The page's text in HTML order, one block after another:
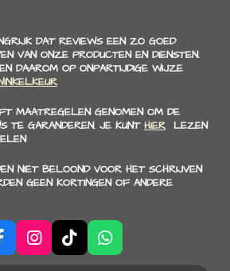
DAT REVIEWS EEN ZO GOED
VAN ONZE PRODUCTEN EN DIENSTEN.
DAAROM OP ONPARTIJDIGE WIJZE
MAATREGELEN GENOMEN OM DE
TE GARANDEREN. JE KUNT HIER LEZEN
NIET BELOOND VOOR HET SCHRIJVEN
GEEN KORTINGEN OF ANDERE
I
n
T
i
W
h